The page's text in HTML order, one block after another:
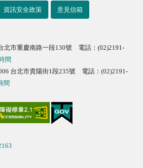
資訊安全政策 意見信箱
北市重慶南路一段130號 電話：(02)2191-
間
台北市貴陽街1段235號 電話：(02)2191-
間